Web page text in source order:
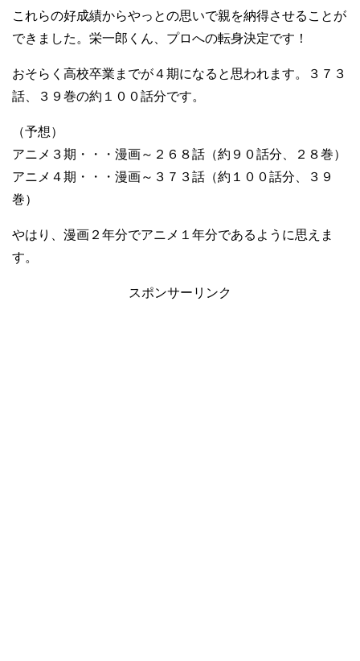
これらの好成績からやっとの思いで親を納得させることが
できました。栄一郎くん、プロへの転身決定です！
おそらく高校卒業までが４期になると思われます。３７３
話、３９巻の約１００話分です。
（予想）
アニメ３期・・・漫画～２６８話（約９０話分、２８巻）
アニメ４期・・・漫画～３７３話（約１００話分、３９
巻）
やはり、漫画２年分でアニメ１年分であるように思えま
す。
スポンサーリンク